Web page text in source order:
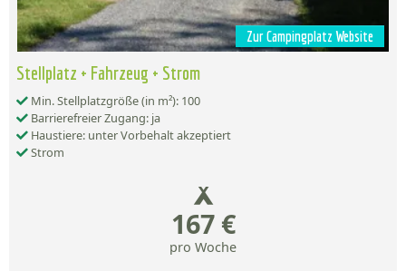
Zur Campingplatz Website
Stellplatz + Fahrzeug + Strom
Min. Stellplatzgröße (in m²): 100
Barrierefreier Zugang: ja
Haustiere: unter Vorbehalt akzeptiert
Strom
167 €
pro Woche